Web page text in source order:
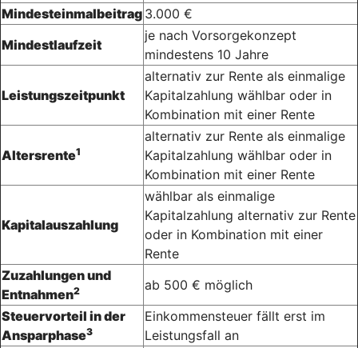
Mindesteinmalbeitrag 3.000 €
Mindestlaufzeit
je nach Vorsorgekonzept
mindestens 10 Jahre
Leistungszeitpunkt
alternativ zur Rente als einmalige
Kapitalzahlung wählbar oder in
Kombination mit einer Rente
Altersrente1
alternativ zur Rente als einmalige
Kapitalzahlung wählbar oder in
Kombination mit einer Rente
Kapitalauszahlung
wählbar als einmalige
Kapitalzahlung alternativ zur Rente
oder in Kombination mit einer
Rente
Zuzahlungen und
Entnahmen2
ab 500 € möglich
Steuervorteil in der
Ansparphase3
Einkommensteuer fällt erst im
Leistungsfall an